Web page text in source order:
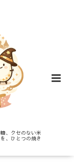
、クセのない米
、ひとつの焼き